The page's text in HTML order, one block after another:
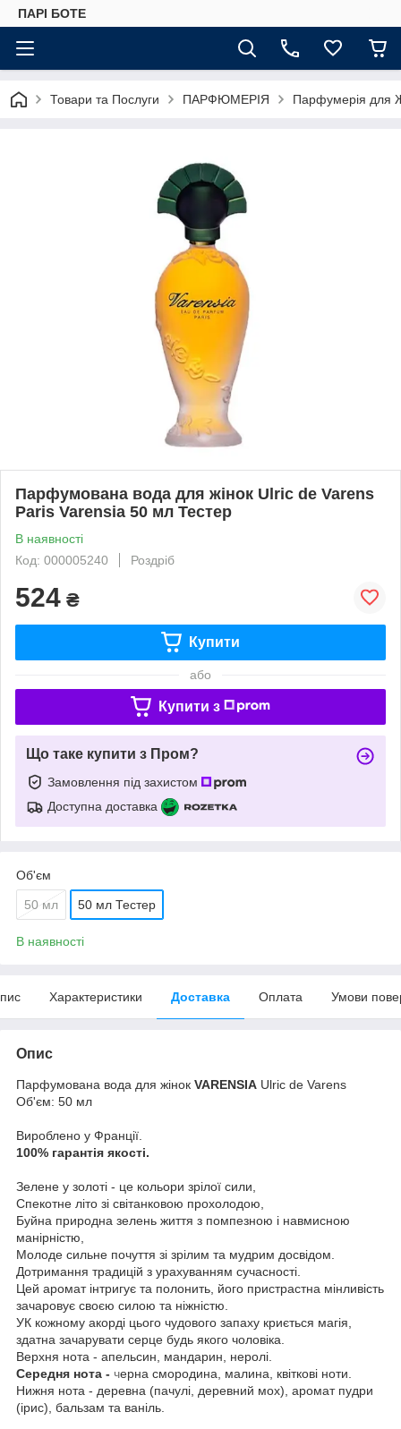
ПАРІ БОТЕ
Товари та Послуги ПАРФЮМЕРІЯ Парфумерія для
Парфумована вода для жінок Ulric de Varens
Paris Varensia 50 мл Тестер
В наявності
Код: 000005240
Роздріб
524 ₴
Купити
або
Купити з
Що таке купити з Пром?
Замовлення під захистом
Доступна доставка
Об'єм
50 мл 50 мл Тестер
В наявності
Характеристики Доставка Оплата Умови
Опис
Парфумована вода для жінок VARENSIA Ulric de Varens
Об'єм: 50 мл
Вироблено у Франції.
100% гарантія якості.
Зелене у золоті - це кольори зрілої сили,
Спекотне літо зі світанковою прохолодою,
Буйна природна зелень життя з помпезною і навмисною
манірністю,
Молоде сильне почуття зі зрілим та мудрим досвідом.
Дотримання традицій з урахуванням сучасності.
Цей аромат інтригує та полонить, його пристрастна мінливість
зачаровує своєю силою та ніжністю.
УК кожному акорді цього чудового запаху криється магія,
здатна зачарувати серце будь якого чоловіка.
Верхня нота - апельсин, мандарин, неролі.
Середня нота - черна смородина, малина, квіткові ноти.
Нижня нота - деревна (пачулі, деревний мох), аромат пудри
(ірис), бальзам та ваніль.